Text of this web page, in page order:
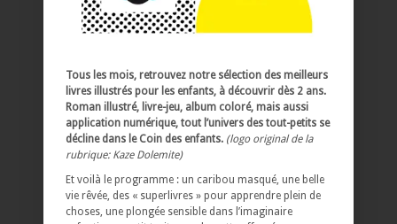
Tous les mois, retrouvez notre sélection des meilleurs
livres illustrés pour les enfants, à découvrir dès 2 ans.
Roman illustré, livre-jeu, album coloré, mais aussi
application numérique, tout l’univers des tout-petits se
décline dans le Coin des enfants. (logo original de la
rubrique: Kaze Dolemite)
Et voilà le programme : un caribou masqué, une belle
vie rêvée, des « superlivres » pour apprendre plein de
choses, une plongée sensible dans l’imaginaire